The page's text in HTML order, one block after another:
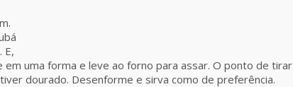
E,
uma forma e leve ao forno para assar. O ponto de tirar
dourado. Desenforme e sirva como de preferência.